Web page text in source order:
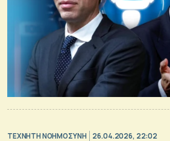
TΕΧΝΗΤΗ ΝΟΗΜΟΣΥΝΗ 26.04.2026, 22:02